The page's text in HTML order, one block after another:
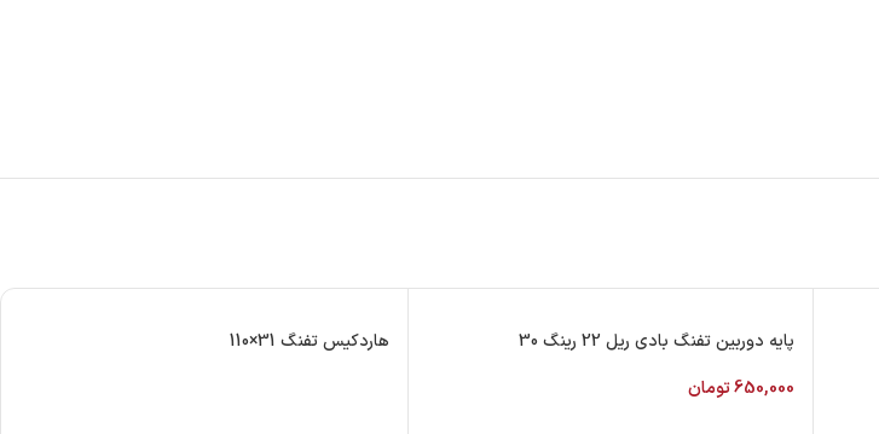
پایه دوربین تفنگ بادی ریل 22 رینگ 30
650,000تومان
هاردکیس تفنگ 31×110